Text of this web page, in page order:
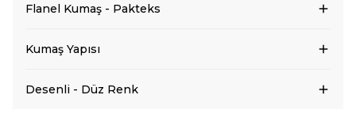
Flanel Kumaş - Pakteks
Kumaş Yapısı
Desenli - Düz Renk